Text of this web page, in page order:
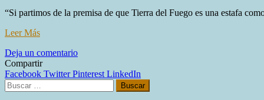
“Si partimos de la premisa de que Tierra del Fuego es una estafa
Leer Más
Deja un comentarioen
habló
el
Compartir
Facebook TwitterPinterest LinkedIn
Buscar: